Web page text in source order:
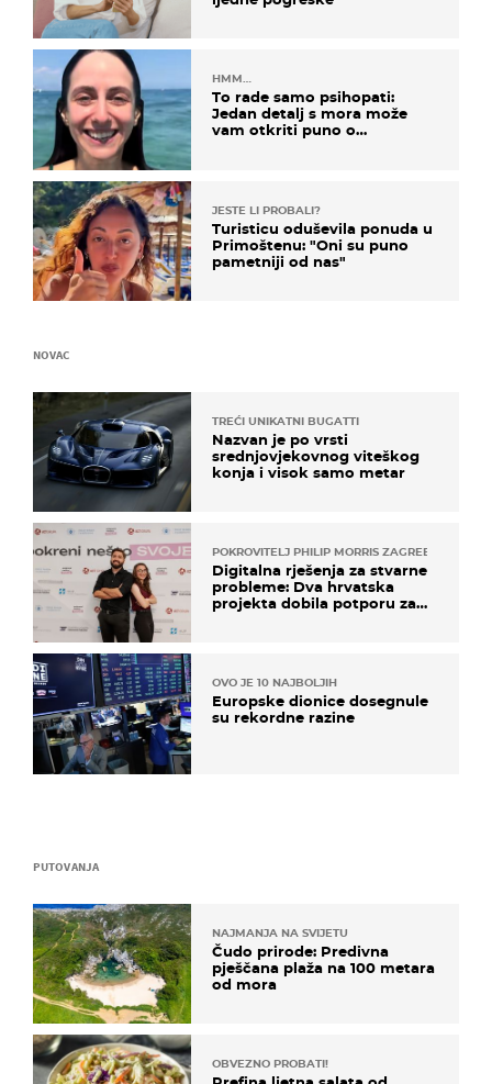
HMM…
To rade samo psihopati:
Jedan detalj s mora može
vam otkriti puno o
JESTE LI PROBALI?
Turisticu oduševila ponuda u
Primoštenu: "Oni su puno
pametniji od nas"
PUTOVANJA
NAJMANJA NA SVIJETU
Čudo prirode: Predivna
pješčana plaža na 100 metara
od mora
OBVEZNO PROBATI!
NOVAC
TREĆI UNIKATNI BUGATTI
Nazvan je po vrsti
srednjovjekovnog viteškog
konja i visok samo metar
POKROVITELJ PHILIP MORRIS ZAGREB
Digitalna rješenja za stvarne
probleme: Dva hrvatska
projekta dobila potporu za
OVO JE 10 NAJBOLJIH
Europske dionice dosegnule
su rekordne razine